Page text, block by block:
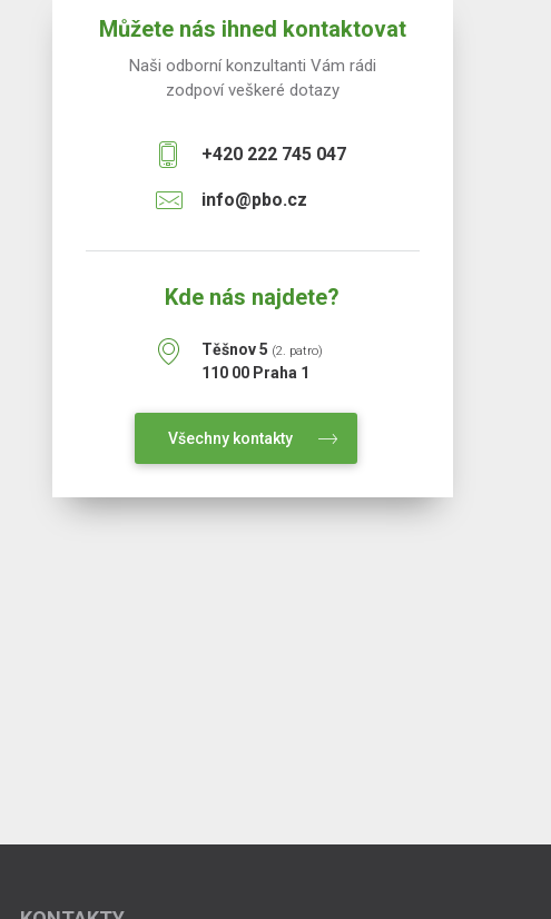
Můžete nás ihned kontaktovat
Naši odborní konzultanti Vám rádi
zodpoví veškeré dotazy
+420 222 745 047
info@pbo.cz
Kde nás najdete?
Těšnov 5 (2. patro)
110 00 Praha 1
Všechny kontakty